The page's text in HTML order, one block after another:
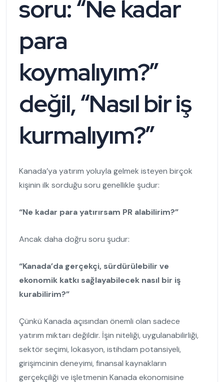
soru: “Ne kadar
para
koymalıyım?”
değil, “Nasıl bir iş
kurmalıyım?”
Kanada’ya yatırım yoluyla gelmek isteyen birçok
kişinin ilk sorduğu soru genellikle şudur:
“Ne kadar para yatırırsam PR alabilirim?”
Ancak daha doğru soru şudur:
“Kanada’da gerçekçi, sürdürülebilir ve
ekonomik katkı sağlayabilecek nasıl bir iş
kurabilirim?”
Çünkü Kanada açısından önemli olan sadece
yatırım miktarı değildir. İşin niteliği, uygulanabilirliği,
sektör seçimi, lokasyon, istihdam potansiyeli,
girişimcinin deneyimi, finansal kaynakların
gerçekçiliği ve işletmenin Kanada ekonomisine